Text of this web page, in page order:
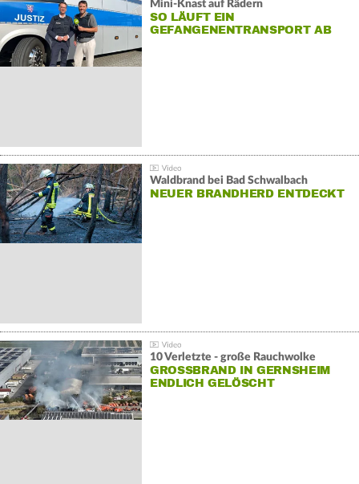
Mini-Knast auf Rädern
SO LÄUFT EIN
GEFANGENENTRANSPORT AB
Waldbrand bei Bad Schwalbach
NEUER BRANDHERD ENTDECKT
10 Verletzte - große Rauchwolke
GROSSBRAND IN GERNSHEIM E
NDLICH GELÖSCHT